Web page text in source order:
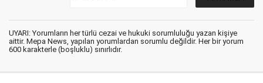
UYARI: Yorumların her türlü cezai ve hukuki sorumluluğu yazan kişiye
aittir. Mepa News, yapılan yorumlardan sorumlu değildir. Her bir yorum
600 karakterle (boşluklu) sınırlıdır.